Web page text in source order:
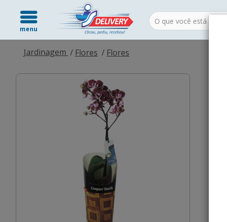
menu
Jardinagem Flores Flores